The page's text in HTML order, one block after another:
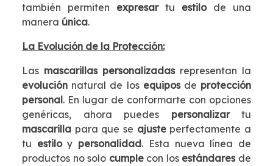
también permiten expresar tu estilo de una
manera única.
La Evolución de la Protección:
Las mascarillas personalizadasrepresentan la
evolución natural de los equipos de protección
personal. En lugar de conformarte con opciones
genéricas, ahora puedes personalizar tu
mascarilla para que se ajuste perfectamente a
tu estiloy personalidad. Esta nueva línea de
productos no solo cumple con los estándares de